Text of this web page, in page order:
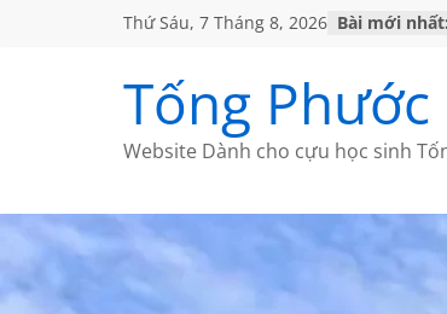
Thứ Sáu, 7 Tháng 8, 2026 Bài mới nhất:
Tống
Website Dành cho cựu học sinh